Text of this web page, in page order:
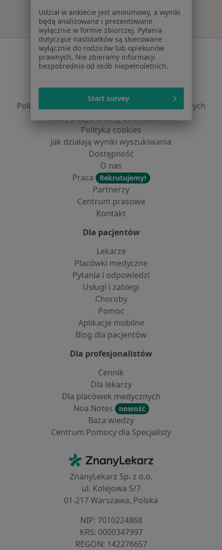
Serwis
Regulamin
Polityka prywatności profesjonalistów
Polityka prywatności dla profesjonalistów, których
dane pozyskaliśmy samodzielnie
Polityka cookies
Jak działają wyniki wyszukiwania
Dostępność
O nas
Praca
Rekrutujemy!
Partnerzy
Centrum prasowe
Kontakt
Dla pacjentów
Lekarze
Placówki medyczne
Pytania i odpowiedzi
Usługi i zabiegi
Choroby
Pomoc
Aplikacje mobilne
Blog dla pacjentów
Dla profesjonalistów
Cennik
Dla lekarzy
Dla placówek medycznych
Noa Notes
nowość
Baza wiedzy
Centrum Pomocy dla Specjalisty
ZnanyLekarz - Strona główna
ZnanyLekarz Sp. z o.o.
ul. Kolejowa 5/7
01-217 Warszawa, Polska
NIP: ⁠7010224868
KRS: ⁠0000347997
REGON: ⁠142276657
Udział w ankiecie jest anonimowy, a wyniki
będą analizowane i prezentowane
wyłącznie w formie zbiorczej. Pytania
dotyczące nastolatków są skierowane
wyłącznie do rodziców lub opiekunów
prawnych. Nie zbieramy informacji
bezpośrednio od osób niepełnoletnich.
Start survey